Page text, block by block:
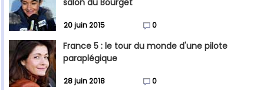
salon du Bourget
20 juin 2015 0
France 5 : le tour du monde d'une pilote
paraplégique
28 juin 2018 0